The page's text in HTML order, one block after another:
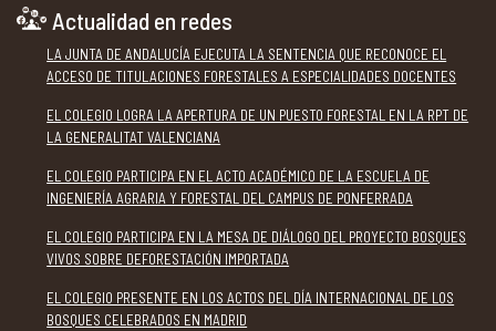
Actualidad en redes
LA JUNTA DE ANDALUCÍA EJECUTA LA SENTENCIA QUE RECONOCE EL
ACCESO DE TITULACIONES FORESTALES A ESPECIALIDADES DOCENTES
EL COLEGIO LOGRA LA APERTURA DE UN PUESTO FORESTAL EN LA RPT DE
LA GENERALITAT VALENCIANA
EL COLEGIO PARTICIPA EN EL ACTO ACADÉMICO DE LA ESCUELA DE
INGENIERÍA AGRARIA Y FORESTAL DEL CAMPUS DE PONFERRADA
EL COLEGIO PARTICIPA EN LA MESA DE DIÁLOGO DEL PROYECTO BOSQUES
VIVOS SOBRE DEFORESTACIÓN IMPORTADA
EL COLEGIO PRESENTE EN LOS ACTOS DEL DÍA INTERNACIONAL DE LOS
BOSQUES CELEBRADOS EN MADRID